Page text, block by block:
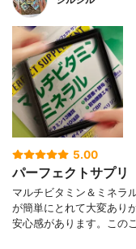
5.00
パーフェクトサプリ
マルチビタミン＆ミネラ
が簡単にとれて大変あり
安心感があります。この